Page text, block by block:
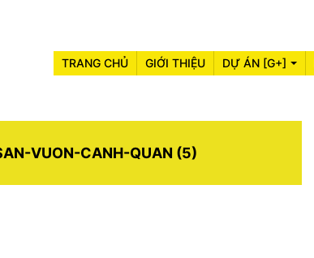
TRANG CHỦ GIỚI THIỆU DỰ ÁN [G+]
VUON-CANH-QUAN (5)